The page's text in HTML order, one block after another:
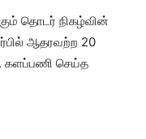
தொடர் நிகழ்வின்
ஆதரவற்ற 20
களப்பணி செய்த